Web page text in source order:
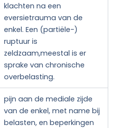
klachten na een
eversietrauma van de
enkel. Een (partiële-)
ruptuur is
zeldzaam,meestal is er
sprake van chronische
overbelasting.
pijn aan de mediale zijde
van de enkel, met name bij
belasten, en beperkingen